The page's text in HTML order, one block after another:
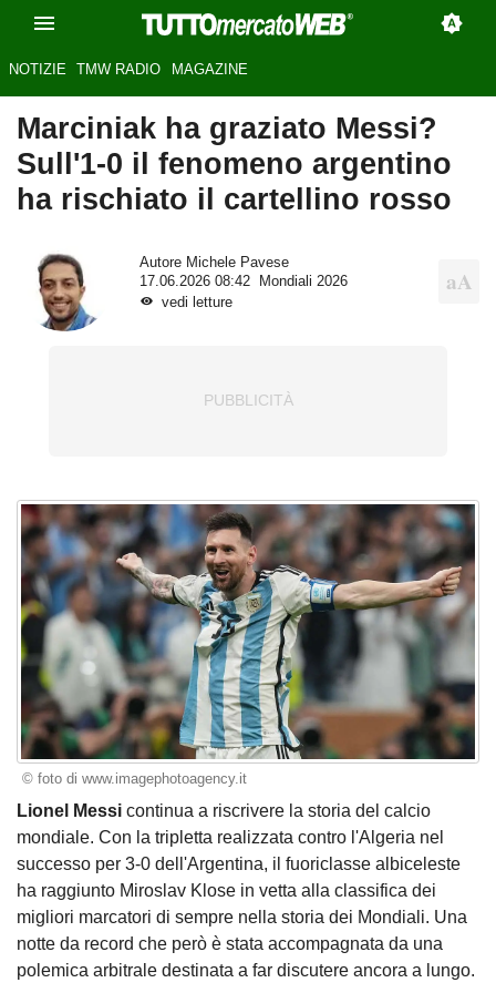
NOTIZIE TMW RADIO MAGAZINE
Marciniak ha graziato Messi?
Sull'1-0 il fenomeno argentino
ha rischiato il cartellino rosso
Autore Michele Pavese
17.06.2026 08:42
Mondiali 2026
vedi letture
© foto di www.imagephotoagency.it
Lionel Messi continua a riscrivere la storia del calcio
mondiale. Con la tripletta realizzata contro l'Algeria nel
successo per 3-0 dell'Argentina, il fuoriclasse albiceleste
ha raggiunto Miroslav Klose in vetta alla classifica dei
migliori marcatori di sempre nella storia dei Mondiali. Una
notte da record che però è stata accompagnata da una
polemica arbitrale destinata a far discutere ancora a lungo.